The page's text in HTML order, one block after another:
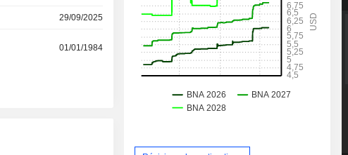
29/09/2025
01/01/1984